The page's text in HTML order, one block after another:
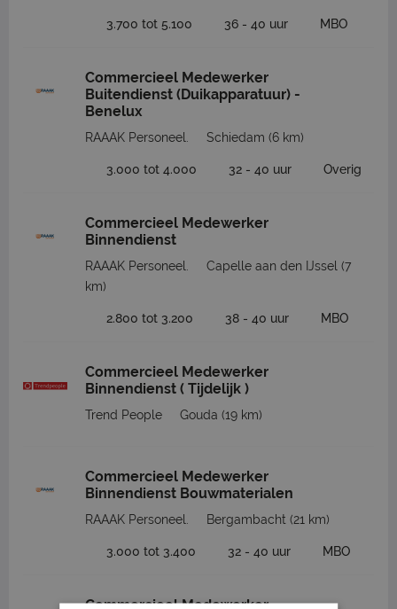
3.700 tot 5.100 36 - 40 uur MBO
Commercieel Medewerker
Buitendienst (Duikapparatuur) -
Benelux
RAAAK Personeel. Schiedam (6 km)
3.000 tot 4.000 32 - 40 uur Overig
Commercieel Medewerker
Binnendienst
RAAAK Personeel. Capelle aan den IJssel (7
km)
2.800 tot 3.200 38 - 40 uur MBO
Commercieel Medewerker
Binnendienst ( Tijdelijk )
Trend People Gouda (19 km)
Commercieel Medewerker
Binnendienst Bouwmaterialen
RAAAK Personeel. Bergambacht (21 km)
3.000 tot 3.400 32 - 40 uur MBO
Commercieel Medewerker